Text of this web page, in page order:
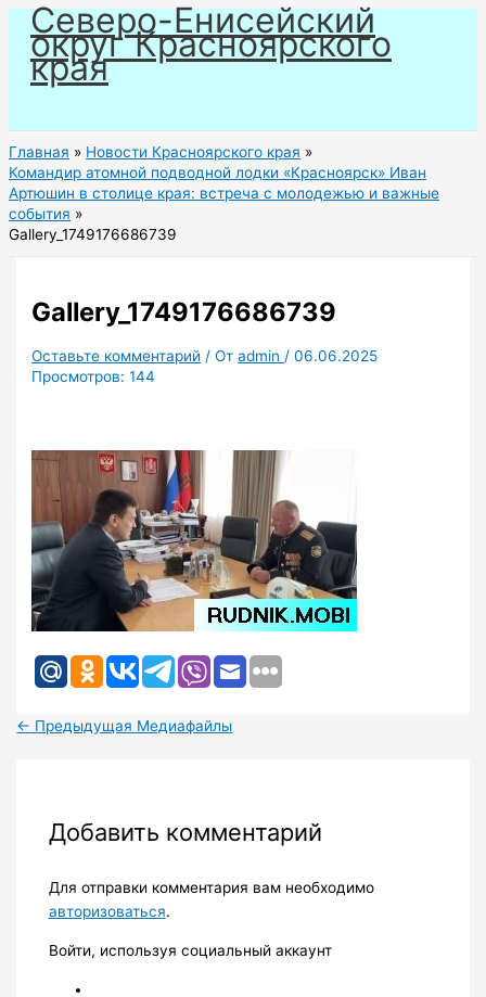
Перейти
содержимому
Северо-Енисейский
округ Красноярского
края
Главная
Новости Красноярского края
Командир атомной подводной лодки «Красноярск» Иван
Артюшин в столице края: встреча с молодежью и важные
события
Gallery_1749176686739
Gallery_1749176686739
Оставьте комментарий / Отadmin /06.06.2025
Просмотров: 144
← Предыдущая Медиафайлы
Добавить комментарий
Для отправки комментария вам необходимо
авторизоваться.
Войти, используя социальный аккаунт